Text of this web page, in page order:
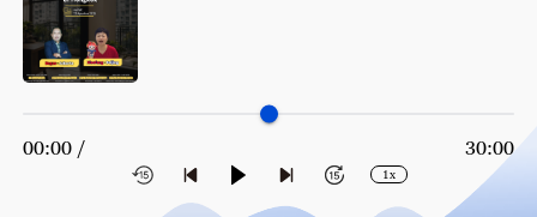
00:00 / 30:00
1x